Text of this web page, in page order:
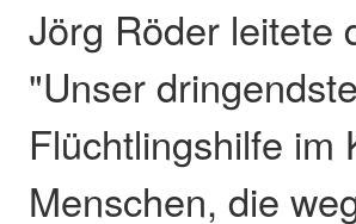
Jörg Röder leitete
"Unser
Flüchtlingshilfe im
Menschen, die